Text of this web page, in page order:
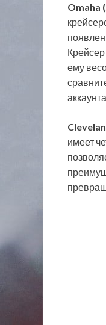
Omaha
ему
аккаунта.
имеет